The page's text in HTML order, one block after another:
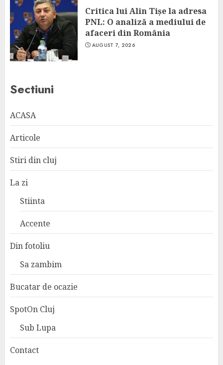
Critica lui Alin Tișe la adresa
PNL: O analiză a mediului de
afaceri din România
AUGUST 7, 2026
Sectiuni
ACASA
Articole
Stiri din cluj
La zi
Stiinta
Accente
Din fotoliu
Sa zambim
Bucatar de ocazie
SpotOn Cluj
Sub Lupa
Contact